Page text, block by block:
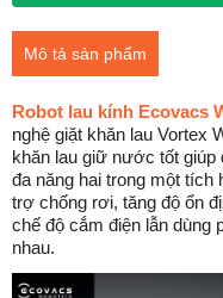
Mô tả sản phẩm
Robot lau kính Ecovacs
nghệ giặt khăn lau Vortex
khăn lau giữ nước tốt giúp
đa năng hai trong một tích
trợ chống rơi, tăng độ ổn
chế độ cắm điện lẫn dùng
nhau.